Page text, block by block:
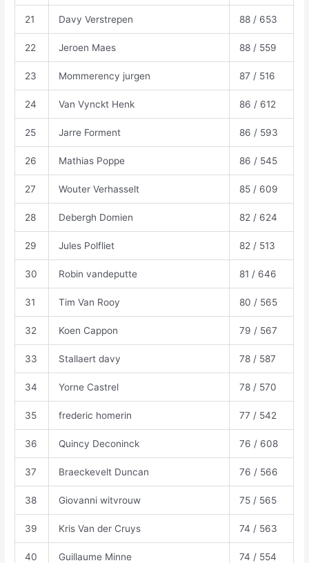
21 Davy Verstrepen 88 / 653
22 Jeroen Maes 88 / 559
23 Mommerency jurgen 87 / 516
24 Van Vynckt Henk 86 / 612
25 Jarre Forment 86 / 593
26 Mathias Poppe 86 / 545
27 Wouter Verhasselt 85 / 609
28 Debergh Domien 82 / 624
29 Jules Polfliet 82 / 513
30 Robin vandeputte 81 / 646
31 Tim Van Rooy 80 / 565
32 Koen Cappon 79 / 567
33 Stallaert davy 78 / 587
34 Yorne Castrel 78 / 570
35 frederic homerin 77 / 542
36 Quincy Deconinck 76 / 608
37 Braeckevelt Duncan 76 / 566
38 Giovanni witvrouw 75 / 565
39 Kris Van der Cruys 74 / 563
40 Guillaume Minne 74 / 554